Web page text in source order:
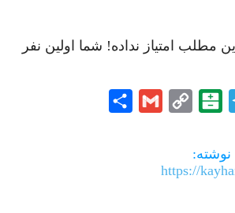
مطلب امتیاز نداده! شما اولین نفر
Telegram
Balatarin
Copy
Gmail
نوشته:
https://